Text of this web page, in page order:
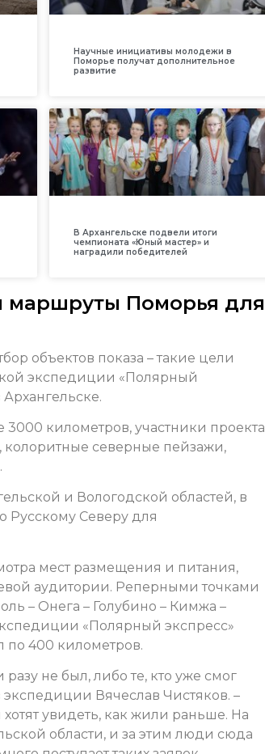
Научные инициативы молодежи в
Поморье получат дополнительное
развитие
В Архангельске подвели итоги
чемпионата «Юный мастер» и
наградили победителей
маршруты Поморья для
объектов показа – такие цели
экспедиции «Полярный
3000 километров, участники проекта
колоритные северные пейзажи,
и Вологодской областей, в
Русскому Северу для
мест размещения и питания,
аудитории. Реперными точками
– Онега – Голубино – Кимжа –
«Полярный экспресс»
по 400 километров.
не был, либо те, кто уже смог
экспедиции Вячеслав Чистяков. –
увидеть, как жили раньше. На
области, и за этим люди сюда